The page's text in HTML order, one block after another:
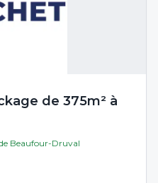
de 375m² à
Beaufour-Druval